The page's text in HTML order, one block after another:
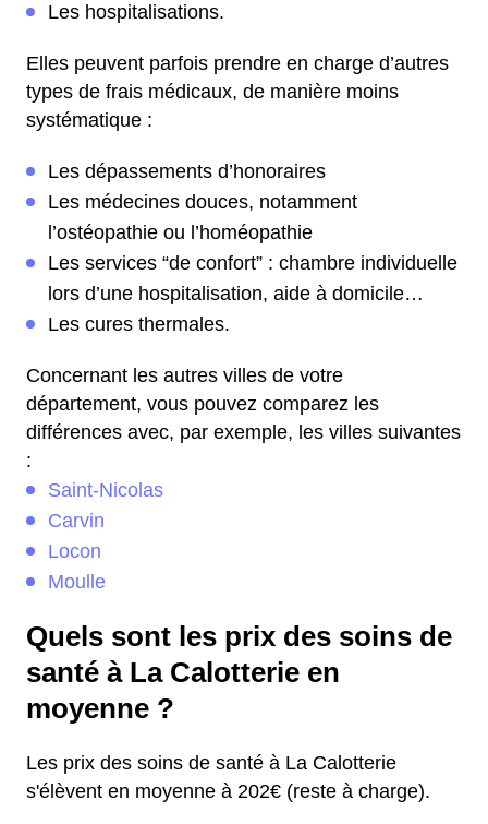
Les hospitalisations.
Elles peuvent parfois prendre en charge d’autres
types de frais médicaux, de manière moins
systématique :
Les dépassements d’honoraires
Les médecines douces, notamment
l’ostéopathie ou l’homéopathie
Les services “de confort” : chambre individuelle
lors d’une hospitalisation, aide à domicile…
Les cures thermales.
Concernant les autres villes de votre
département, vous pouvez comparez les
différences avec, par exemple, les villes suivantes
:
Saint-Nicolas
Carvin
Locon
Moulle
Quels sont les prix des soins de
santé à La Calotterie en
moyenne ?
Les prix des soins de santé à La Calotterie
s'élèvent en moyenne à 202€ (reste à charge).